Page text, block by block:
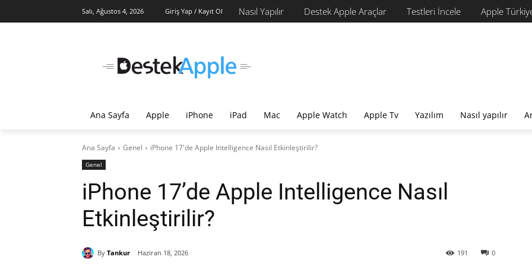
Salı, Ağustos 4, 2026 Giriş Yap / Kayıt Ol Nasıl Yapılır Destek Apple Araçlar Testleri İncele Apple
Ana Sayfa Apple iPhone iPad Mac Apple Watch Apple Tv Yazılım Nasıl yapılır
Ana Sayfa Genel iPhone 17'de Apple Intelligence Nasıl Etkinleştirilir?
Genel
iPhone 17’de Apple Intelligence Nasıl
Etkinleştirilir?
By Tankur Haziran 18, 2026 0
191